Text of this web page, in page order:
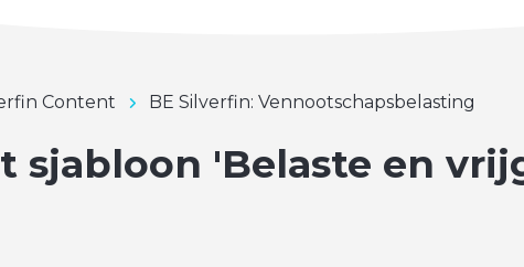
Content BE Silverfin: Vennootschapsbelasting
sjabloon 'Belaste en